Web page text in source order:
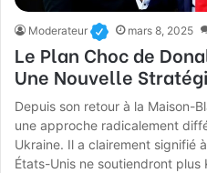
Moderateur mars 8, 2025
Le Plan Choc de
Une Nouvelle
Depuis son retour à la Maison-
une approche radicalement
Ukraine. Il a clairement signifié
États-Unis ne soutiendront